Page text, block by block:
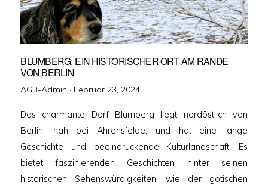
BLUMBERG: EIN HISTORISCHER ORT AM RANDE
VON BERLIN
AGB-Admin · Veröffentlicht
Februar 23, 2024
Das charmante Dorf Blumberg liegt nordöstlich von
Berlin, nah bei Ahrensfelde, und hat eine lange
Geschichte und beeindruckende Kulturlandschaft. Es
bietet faszinierenden Geschichten hinter seinen
historischen Sehenswürdigkeiten, wie der gotischen